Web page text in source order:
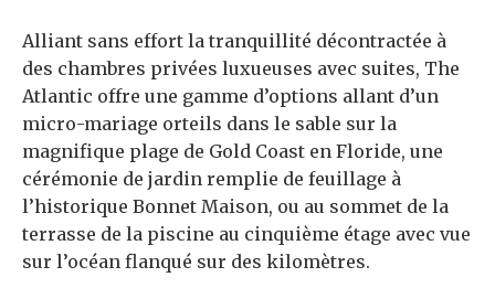
Alliant sans effort la tranquillité décontractée à
des chambres privées luxueuses avec suites, The
Atlantic offre une gamme d’options allant d’un
micro-mariage orteils dans le sable sur la
magnifique plage de Gold Coast en Floride, une
cérémonie de jardin remplie de feuillage à
l’historique Bonnet Maison, ou au sommet de la
terrasse de la piscine au cinquième étage avec vue
sur l’océan flanqué sur des kilomètres.